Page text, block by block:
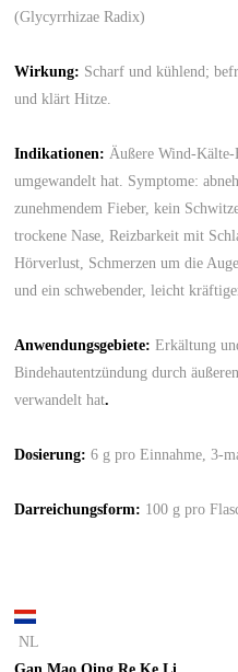
(Glycyrrhizae Radix)
Wirkung: Scharf und kühlend;
und klärt Hitze.
Indikationen: Äußere Wind-
umgewandelt hat. Symptome:
zunehmendem Fieber, kein
trockene Nase, Reizbarkeit mit
Hörverlust, Schmerzen um die
und ein schwebender, leicht
Anwendungsgebiete:Erkältung
Bindehautentzündung durch
verwandelt hat.
Dosierung: 6 g pro Einnahme, 3-
Darreichungsform: 100 g pro
NL